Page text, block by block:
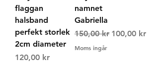
flaggan
halsband
perfekt storlek
2cm diameter
Pris
120,00 kr
namnet
Gabriella
Ordinarie pris
150,00 kr Reapris
100,00 kr
Moms ingår